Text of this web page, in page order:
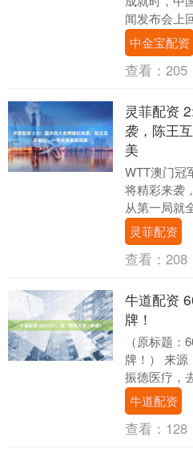
闻发布会上
示，过去五
复杂深刻变化
中金宝配资
查看： 205
灵菲配资
袭，陈王
美
WTT澳门冠
将精彩来袭
从第一局就
场意料之外
美，依然是
灵菲配资
查看： 208
牛道配资
牌！
（原标题：
牌！） 来源
振德医疗，
疗（603301
牛道配资
查看： 128